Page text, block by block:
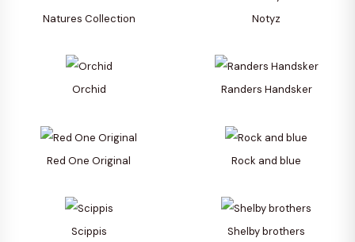
Natures Collection Notyz
Orchid Randers Handsker
Red One Original Rock and blue
Scippis Shelby brothers